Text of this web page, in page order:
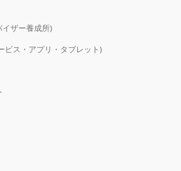
ザー養成所)
ビス・アプリ・タブレット)